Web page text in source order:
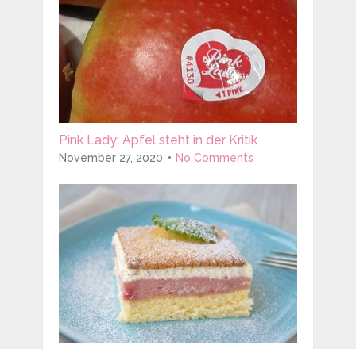
Pink Lady: Apfel steht in der Kritik
November 27, 2020 No Comments